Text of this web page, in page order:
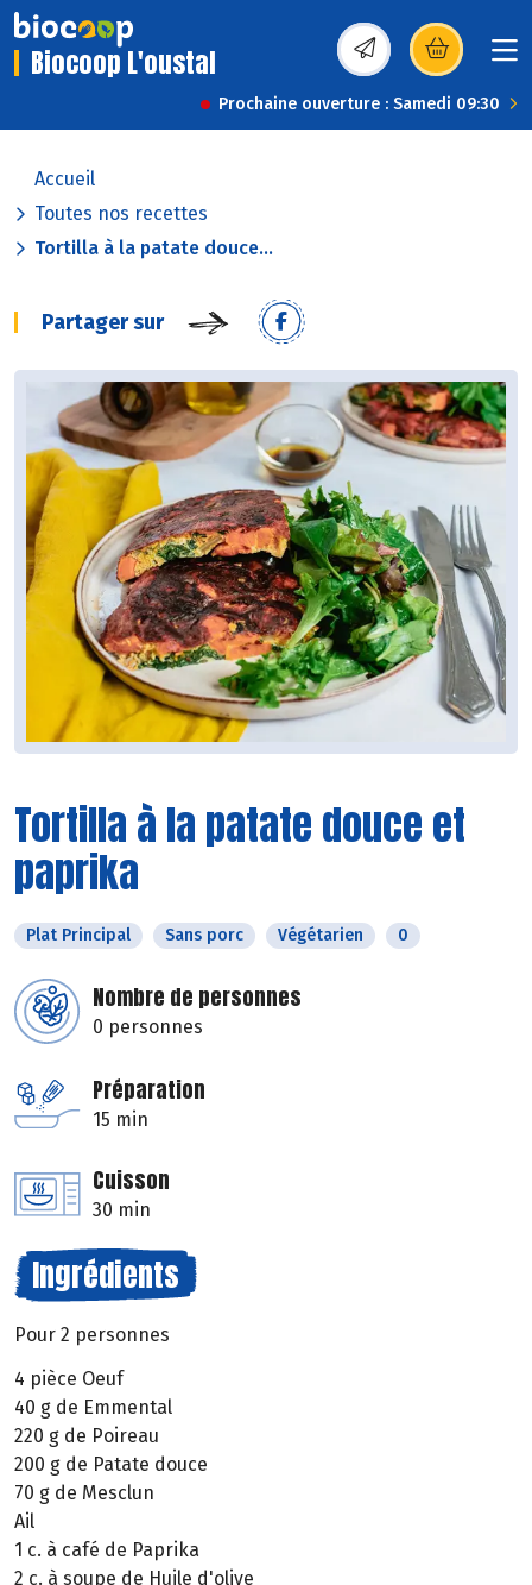
Biocoop L'oustal (s’ouvre dans une
Prochaine ouverture : Samedi 09:30
Accueil
Toutes nos recettes
Tortilla à la patate douce...
Partager sur
Tortilla à la patate douce et
paprika
Plat Principal Sans porc Végétarien 0
Nombre de personnes
0 personnes
Préparation
15 min
Cuisson
30 min
Ingrédients
Pour 2 personnes
4 pièce Oeuf
40 g de Emmental
220 g de Poireau
200 g de Patate douce
70 g de Mesclun
Ail
1 c. à café de Paprika
2 c. à soupe de Huile d'olive